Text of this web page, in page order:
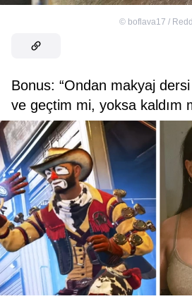
© boflava17 /
Bonus: “Ondan makyaj dersi
ve geçtim mi, yoksa kaldım